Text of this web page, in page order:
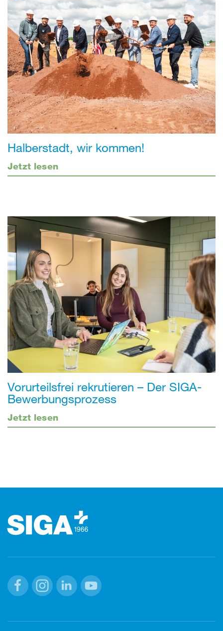
Halberstadt, wir kommen!
Jetzt lesen
Vorurteilsfrei rekrutieren – Der SIGA-
Bewerbungsprozess
Jetzt lesen